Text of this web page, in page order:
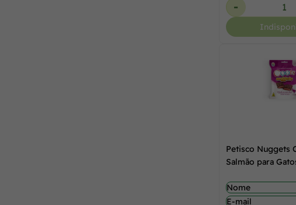
-
Petisco Nuggets
Salmão para